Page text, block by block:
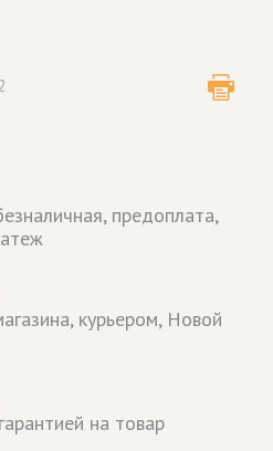
предоплата,
курьером, Новой
на товар